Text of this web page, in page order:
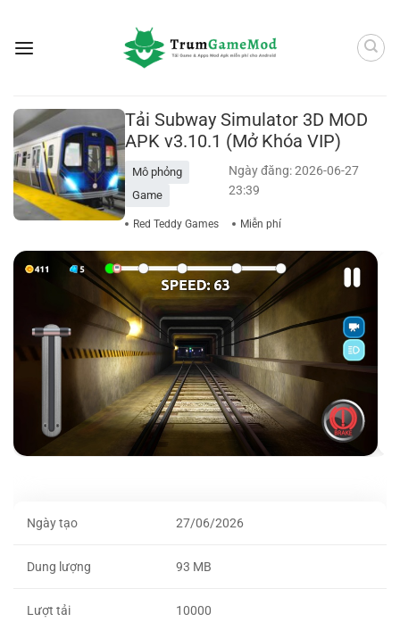
nội
Tải Subway Simulator 3D MOD
APK v3.10.1 (Mở Khóa VIP)
Mô phỏng
Game
Ngày đăng: 2026-06-27
23:39
Red Teddy Games Miễn phí
Ngày tạo 27/06/2026
Dung lượng 93 MB
Lượt tải 10000